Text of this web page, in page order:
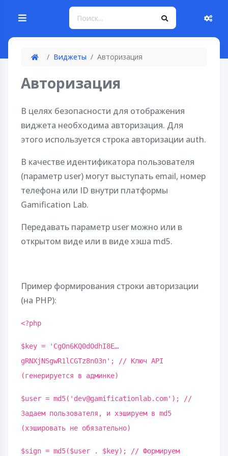
Виджеты Авторизация
Авторизация
В целях безопасности для отображения
виджета необходима авторизация. Для
этого используется строка авторизации auth.
В качестве идентификатора пользователя
(параметр user) могут выступать email, номер
телефона или ID внутри платформы
Gamification Lab.
Передавать параметр user можно или в
открытом виде или в виде хэша md5.
Пример формирования строки авторизации
(на PHP):
<?php
$key = 'CgOn6KQ0dOdhI8E…
gRNXjNSgwR1lCGTz8n03n'; // Ключ API
(генерируется в админке)
$user = md5('dev@gamificationlab.com'); //
Задаем пользователя, и хэшируем в md5
(хэшировать не обязательно)
$sign = md5($user . $key); // Формируем